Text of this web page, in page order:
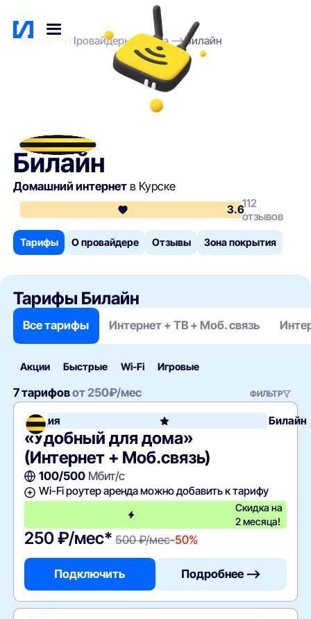
Главная Провайдеры Курска Билайн
Билайн
Домашний интернет в Курске
3.6112
отзывов
Тарифы О провайдере Отзывы Зона покрытия
Тарифы Билайн
Все тарифы Интернет + ТВ + Моб. связь
Акции Быстрые Wi‑Fi Игровые
7 тарифовот250₽/мес ФИЛЬТР
Акция Билайн
«Удобный для дома»
(Интернет + Моб.связь)
100/500Мбит/с
Wi-Fi роутер аренда можно добавить к тарифу
Скидка на
2 месяца!
250 ₽/мес* 500 ₽/мес-50%
Подключить Подробнее —>